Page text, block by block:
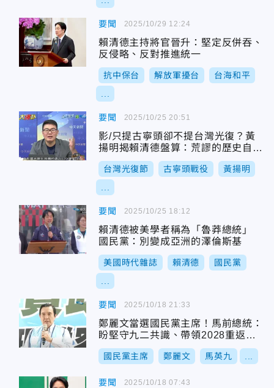
要聞
賴清德主持將官晉升：堅定反併吞、
反侵略、反對推進統一
抗中保台 解放軍擾台 台海和平
2025/10/29 12:24
要聞
影/只提古寧頭卻不提台灣光復？黃
揚明揭賴清德盤算：荒謬的歷史自助
餐
台灣光復節 古寧頭戰役 黃揚明
2025/10/25 20:51
要聞
賴清德被美學者稱為「魯莽總統」
國民黨：別變成亞洲的澤倫斯基
美國時代雜誌 賴清德 國民黨
2025/10/25 18:12
要聞
鄭麗文當選國民黨主席！馬前總統：
盼堅守九二共識、帶領2028重返執
政
國民黨主席 鄭麗文 馬英九
2025/10/18 21:33
要聞 2025/10/18 07:43